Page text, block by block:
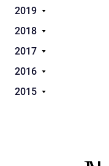
2019
2018
2017
2016
2015